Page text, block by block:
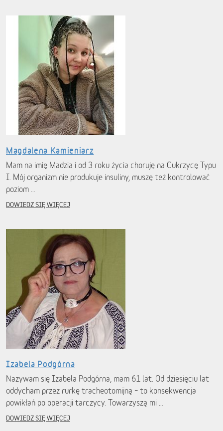
Magdalena Kamieniarz
Mam na imię Madzia i od 3 roku życia choruję na Cukrzycę Typu
I. Mój organizm nie produkuje insuliny, muszę też kontrolować
poziom …
DOWIEDZ SIĘ WIĘCEJ
Izabela Podgórna
Nazywam się Izabela Podgórna, mam 61 lat. Od dziesięciu lat
oddycham przez rurkę tracheotomijną – to konsekwencja
powikłań po operacji tarczycy. Towarzyszą mi …
DOWIEDZ SIĘ WIĘCEJ